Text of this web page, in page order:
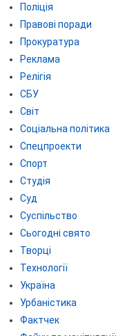
Поліція
Правові поради
Прокуратура
Реклама
Релігія
СБУ
Світ
Соціальна політика
Спецпроекти
Спорт
Студія
Суд
Суспільство
Сьогодні свято
Творці
Технології
Україна
Урбаністика
Фактчек